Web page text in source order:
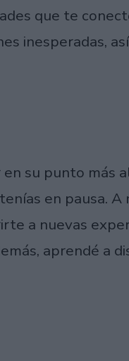
que te
inesperadas,
su punto más
en pausa. A
a nuevas
aprendé a